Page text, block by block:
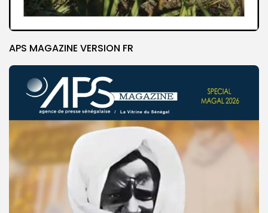
APS MAGAZINE VERSION FR